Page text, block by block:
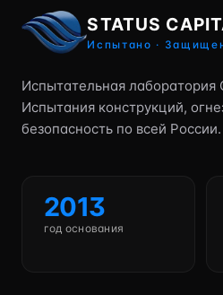
STATUS
Испытано ·
Испытательная
Испытания конструкций,
безопасность по всей России.
2013
год основания